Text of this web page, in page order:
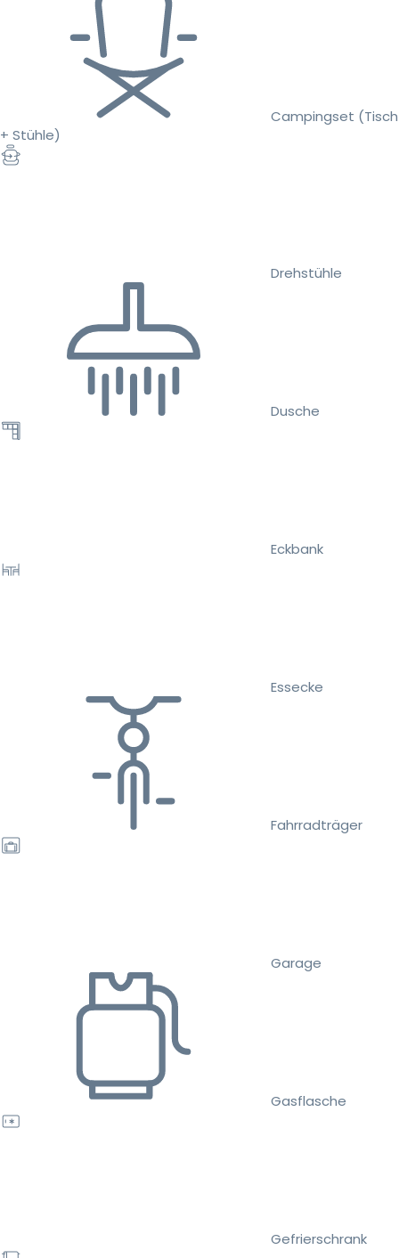
Campingset (Tisch
+ Stühle)
Drehstühle
Dusche
Eckbank
Essecke
Fahrradträger
Garage
Gasflasche
Gefrierschrank